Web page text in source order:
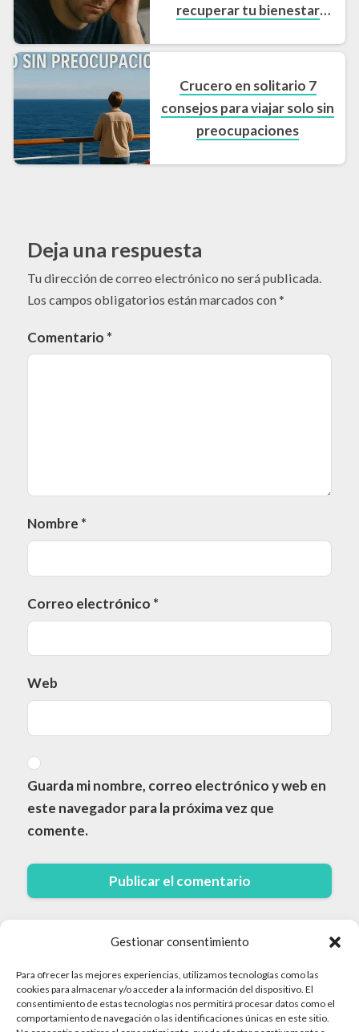
Gestionar consentimiento
Para ofrecer las mejores experiencias, utilizamos tecnologías como las
cookies para almacenar y/o acceder a la información del dispositivo. El
consentimiento de estas tecnologías nos permitirá procesar datos como el
comportamiento de navegación o las identificaciones únicas en este sitio.
recuperar tu bienestar
Crucero en solitario 7
consejos para viajar solo sin
preocupaciones
Deja una respuesta
Tu dirección de correo electrónico no será publicada.
Los campos obligatorios están marcados con*
Comentario *
Nombre *
Correo electrónico *
Web
Guarda mi nombre, correo electrónico y web en
este navegador para la próxima vez que
comente.